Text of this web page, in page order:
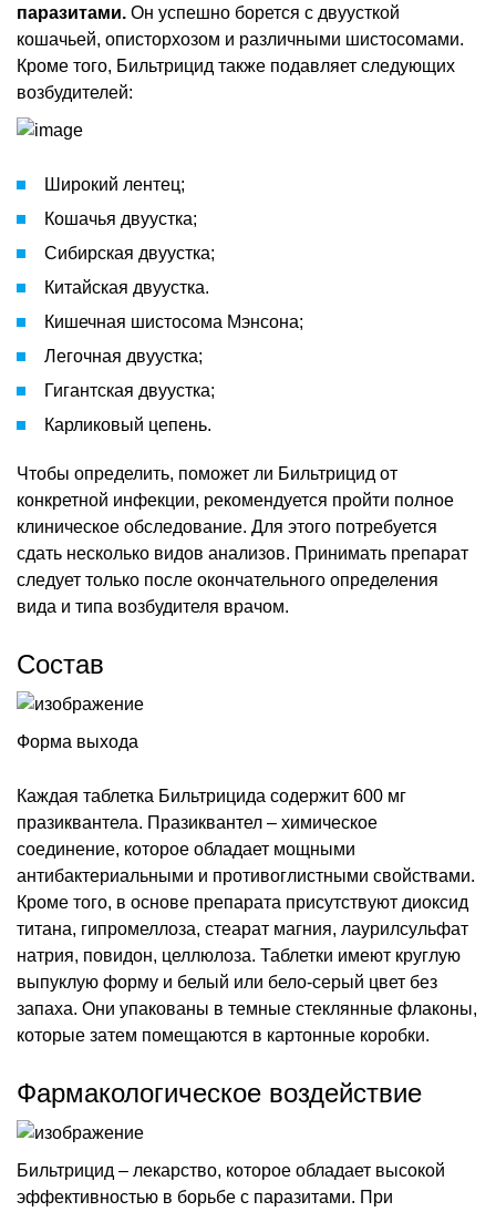
паразитами. Он успешно борется с двуусткой
кошачьей, описторхозом и различными шистосомами.
Кроме того, Бильтрицид также подавляет следующих
возбудителей:
Широкий лентец;
Кошачья двуустка;
Сибирская двуустка;
Китайская двуустка.
Кишечная шистосома Мэнсона;
Легочная двуустка;
Гигантская двуустка;
Карликовый цепень.
Чтобы определить, поможет ли Бильтрицид от
конкретной инфекции, рекомендуется пройти полное
клиническое обследование. Для этого потребуется
сдать несколько видов анализов. Принимать препарат
следует только после окончательного определения
вида и типа возбудителя врачом.
Состав
Форма выхода
Каждая таблетка Бильтрицида содержит 600 мг
празиквантела. Празиквантел – химическое
соединение, которое обладает мощными
антибактериальными и противоглистными свойствами.
Кроме того, в основе препарата присутствуют диоксид
титана, гипромеллоза, стеарат магния, лаурилсульфат
натрия, повидон, целлюлоза. Таблетки имеют круглую
выпуклую форму и белый или бело-серый цвет без
запаха. Они упакованы в темные стеклянные флаконы,
которые затем помещаются в картонные коробки.
Фармакологическое воздействие
Бильтрицид – лекарство, которое обладает высокой
эффективностью в борьбе с паразитами. При